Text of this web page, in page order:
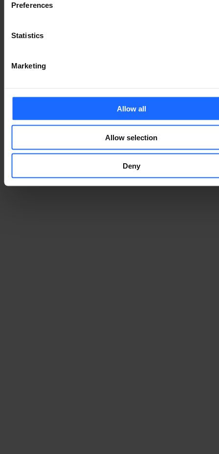
Preferences
Statistics
Marketing
Allow all
Allow selection
Deny